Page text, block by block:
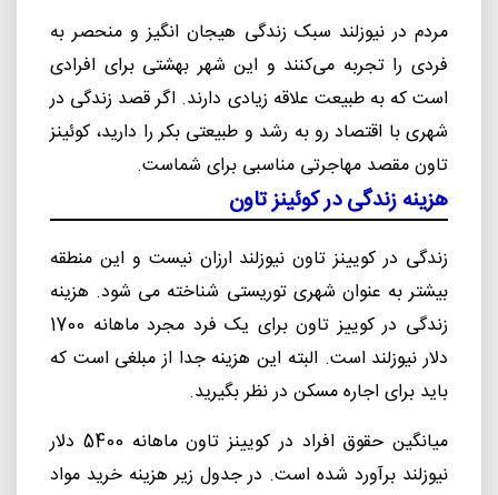
مردم در نیوزلند سبک زندگی هیجان انگیز و منحصر به
فردی را تجربه می‌کنند و این شهر بهشتی برای افرادی
است که به طبیعت علاقه زیادی دارند. اگر قصد زندگی در
شهری با اقتصاد رو به رشد و طبیعتی بکر را دارید، کوئینز
تاون مقصد مهاجرتی مناسبی برای شماست.
هزینه زندگی در کوئینز تاون
زندگی در کویینز تاون نیوزلند ارزان نیست و این منطقه
بیشتر به عنوان شهری توریستی شناخته می شود. هزینه
زندگی در کوییز تاون برای یک فرد مجرد ماهانه 1700
دلار نیوزلند است. البته این هزینه جدا از مبلغی است که
باید برای اجاره مسکن در نظر بگیرید.
میانگین حقوق افراد در کویینز تاون ماهانه 5400 دلار
نیوزلند برآورد شده است. در جدول زیر هزینه خرید مواد